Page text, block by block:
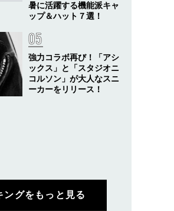
暑に活躍する機能派キャ
ップ＆ハット７選！
強力コラボ再び！「アシ
ックス」と「スタジオニ
コルソン」が大人なスニ
ーカーをリリース！
ングをもっと見る